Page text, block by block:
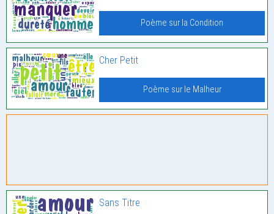
Poème sur la Condition
Cher Petit
Poème sur le Malheur
Sans Titre